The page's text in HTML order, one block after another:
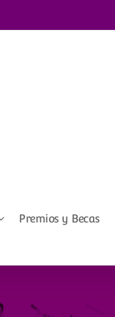
Premios y Becas